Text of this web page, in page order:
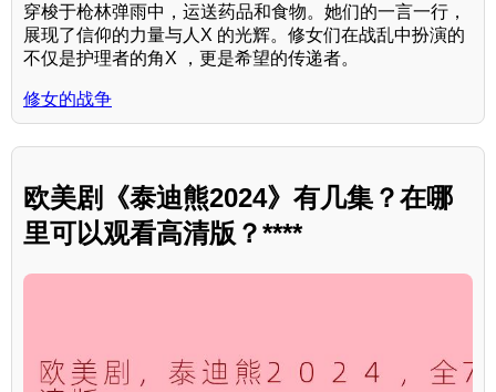
穿梭于枪林弹雨中，运送药品和食物。她们的一言一行，
展现了信仰的力量与人X 的光辉。修女们在战乱中扮演的
不仅是护理者的角X ，更是希望的传递者。
修女的战争
欧美剧《泰迪熊2024》有几集？在哪
里可以观看高清版？****